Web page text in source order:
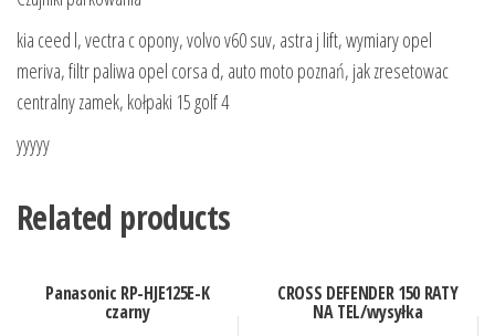
kia ceed l, vectra c opony, volvo v60 suv, astra j lift, wymiary opel
meriva, filtr paliwa opel corsa d, auto moto poznań, jak zresetowac
centralny zamek, kołpaki 15 golf 4
yyyyy
Related products
Panasonic RP-HJE125E-K
czarny
CROSS DEFENDER 150 RATY
NA TEL/wysyłka